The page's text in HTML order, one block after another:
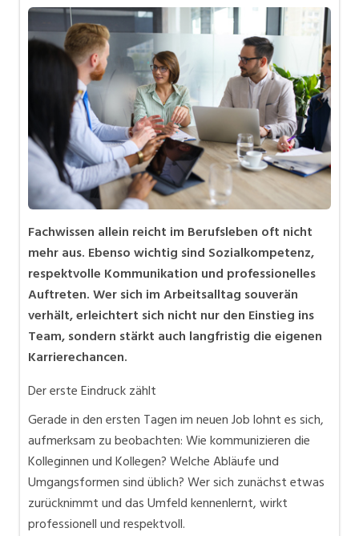
Fachwissen allein reicht im Berufsleben oft nicht
mehr aus. Ebenso wichtig sind Sozialkompetenz,
respektvolle Kommunikation und professionelles
Auftreten. Wer sich im Arbeitsalltag souverän
verhält, erleichtert sich nicht nur den Einstieg ins
Team, sondern stärkt auch langfristig die eigenen
Karrierechancen.
Der erste Eindruck zählt
Gerade in den ersten Tagen im neuen Job lohnt es sich,
aufmerksam zu beobachten: Wie kommunizieren die
Kolleginnen und Kollegen? Welche Abläufe und
Umgangsformen sind üblich? Wer sich zunächst etwas
zurücknimmt und das Umfeld kennenlernt, wirkt
professionell und respektvoll.